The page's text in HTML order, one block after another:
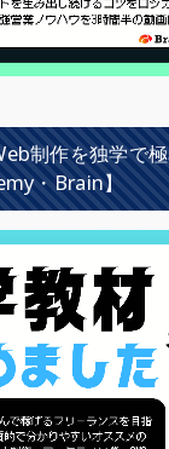
制作を独学で
・Brain】